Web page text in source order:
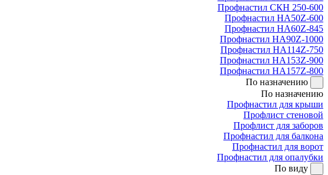
Профнастил СКН 250-600
Профнастил НА50Z-600
Профнастил НА60Z-845
Профнастил НА90Z-1000
Профнастил НА114Z-750
Профнастил НА153Z-900
Профнастил НА157Z-800
По назначению
По назначению
Профнастил для крыши
Профлист стеновой
Профлист для заборов
Профнастил для балкона
Профнастил для ворот
Профнастил для опалубки
По виду